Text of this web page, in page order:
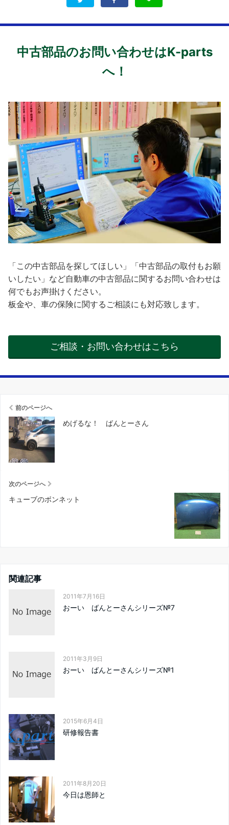
中古部品のお問い合わせはK-parts
へ！
「この中古部品を探してほしい」「中古部品の取付もお願
いしたい」など自動車の中古部品に関するお問い合わせは
何でもお声掛けください。
板金や、車の保険に関するご相談にも対応致します。
ご相談・お問い合わせはこちら
前のページへ
めげるな！ ばんとーさん
次のページへ
キューブのボンネット
関連記事
2011年7月16日
おーい ばんとーさんシリーズ№7
2011年3月9日
おーい ばんとーさんシリーズ№1
2015年6月4日
研修報告書
2011年8月20日
今日は恩師と